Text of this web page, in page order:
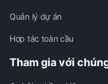
Quản lý dự án
Hợp tác toàn cầu
Tham gia với